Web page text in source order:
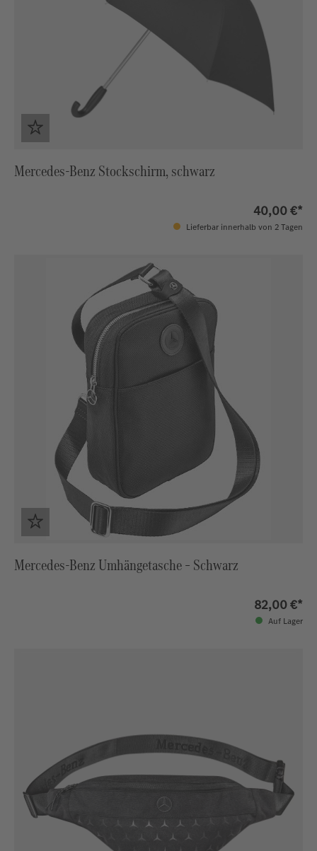
Mercedes-Benz Stockschirm, schwarz
40,00 €*
Lieferbar innerhalb von 2 Tagen
Mercedes‑Benz Umhängetasche – Schwarz
82,00 €*
Auf Lager